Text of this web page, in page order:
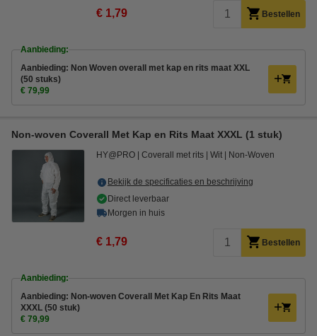
€ 1,79 Bestellen
Aanbieding:
Aanbieding: Non Woven overall met kap en rits maat XXL
(50 stuks)
€ 79,99
Non-woven Coverall Met Kap en Rits Maat XXXL (1 stuk)
HY@PRO Coverall met rits Wit Non-Woven
Bekijk de specificaties en beschrijving
Direct leverbaar
Morgen in huis
€ 1,79 Bestellen
Aanbieding:
Aanbieding: Non-woven Coverall Met Kap En Rits Maat
XXXL (50 stuk)
€ 79,99